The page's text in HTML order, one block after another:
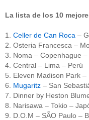
La lista de los 10
1. Celler de Can Roca –
2. Osteria Francesca –
3. Noma – Copenhague
4. Central – Lima – Perú
5. Eleven Madison Park –
6. Mugaritz – San
7. Dinner by Heston
8. Narisawa – Tokio –
9. D.O.M – SÃO Paulo –